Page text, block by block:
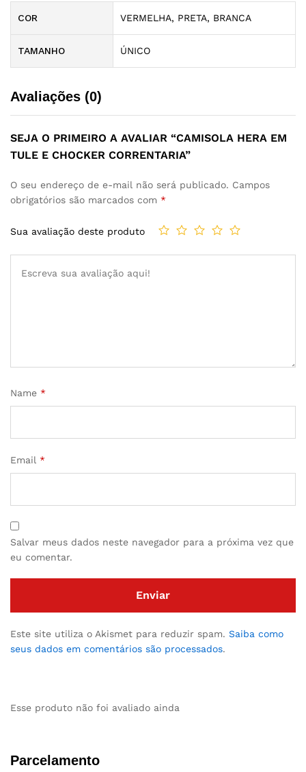
COR VERMELHA, PRETA, BRANCA
TAMANHO ÚNICO
Avaliações (0)
SEJA O PRIMEIRO A AVALIAR “CAMISOLA HERA EM
TULE E CHOCKER CORRENTARIA”
O seu endereço de e-mail não será publicado. Campos
obrigatórios são marcados com *
Sua avaliação deste produto
Name *
Email *
Salvar meus dados neste navegador para a próxima vez que
eu comentar.
Este site utiliza o Akismet para reduzir spam. Saiba como
seus dados em comentários são processados.
Esse produto não foi avaliado ainda
Parcelamento